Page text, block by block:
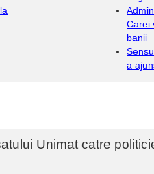
Carei
banii
a
Unimat catre